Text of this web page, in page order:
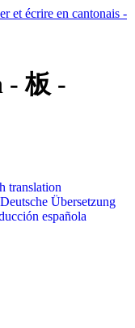
- 板 -
translation
Deutsche Übersetzung
española